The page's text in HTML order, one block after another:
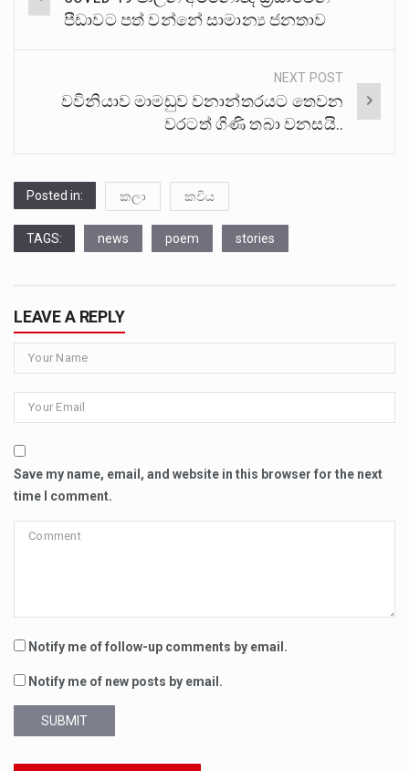
navigation
පීඩාවට පත් වන්නේ සාමාන්‍ය ජනතාව
NEXT POST
වවිනියාව මාමඩුව වනාන්තරයට තෙවන
වරටත් ගිණි තබා වනසයි..
Posted in: කලා කවිය
TAGS: news poem stories
LEAVE A REPLY
Save my name, email, and website in this browser for the next
time I comment.
Notify me of follow-up comments by email.
Notify me of new posts by email.
SUBMIT